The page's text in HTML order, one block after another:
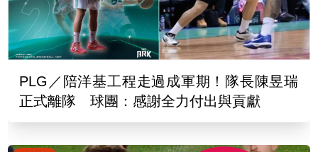
PLG／陪洋基工程走過成軍期！隊長陳昱瑞
正式離隊 球團：感謝全力付出與貢獻